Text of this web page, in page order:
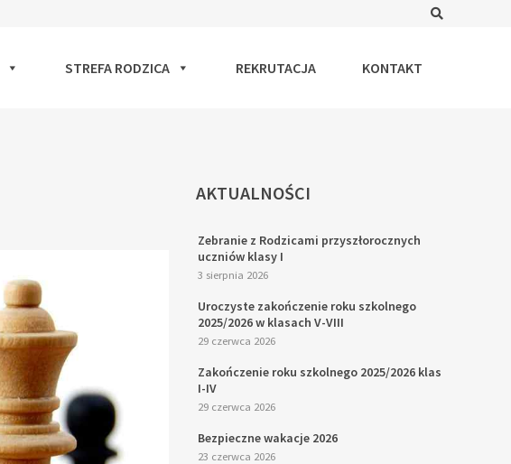
STREFA RODZICA REKRUTACJA KONTAKT
AKTUALNOŚCI
Zebranie z Rodzicami przyszłorocznych
uczniów klasy I
3 sierpnia 2026
Uroczyste zakończenie roku szkolnego
2025/2026 w klasach V-VIII
29 czerwca 2026
Zakończenie roku szkolnego 2025/2026 klas
I-IV
29 czerwca 2026
Bezpieczne wakacje 2026
23 czerwca 2026